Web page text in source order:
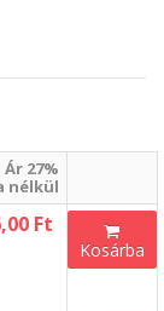
27%
nélkül
Ft
Kosárba